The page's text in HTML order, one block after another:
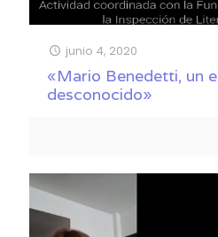
junio 4, 2020
«Mario Benedetti, un
desconocido»